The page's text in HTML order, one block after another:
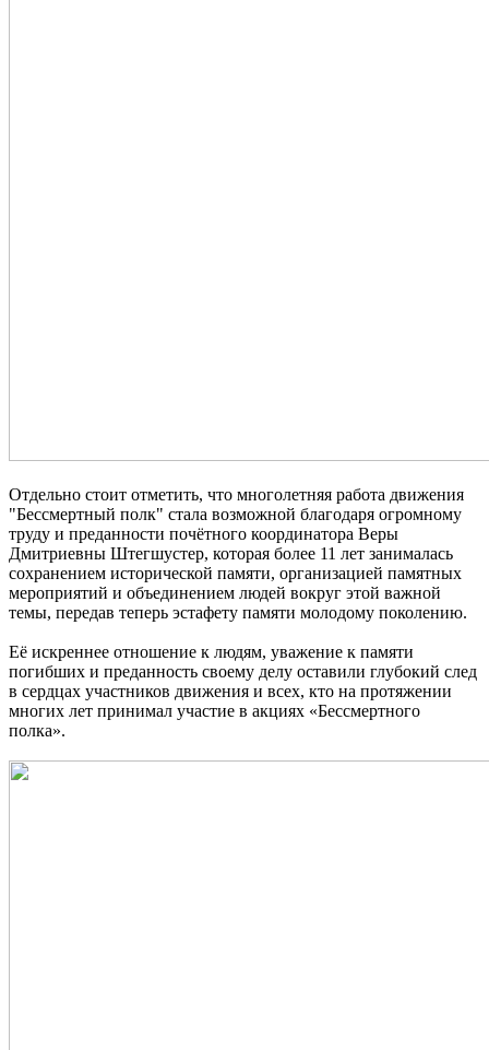
Отдельно стоит отметить, что многолетняя работа движения
"Бессмертный полк" стала возможной благодаря огромному
труду и преданности почётного координатора Веры
Дмитриевны Штегшустер, которая более 11 лет занималась
сохранением исторической памяти, организацией памятных
мероприятий и объединением людей вокруг этой важной
темы, передав теперь эстафету памяти молодому поколению.
Её искреннее отношение к людям, уважение к памяти
погибших и преданность своему делу оставили глубокий след
в сердцах участников движения и всех, кто на протяжении
многих лет принимал участие в акциях «Бессмертного
полка».